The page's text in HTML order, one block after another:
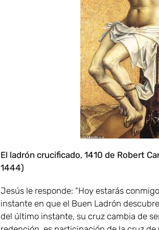
El ladrón crucificado, 1410 de Robert
1444)
Jesús le responde: “Hoy estarás conmigo
instante en que el Buen Ladrón
del último instante, su cruz cambia de